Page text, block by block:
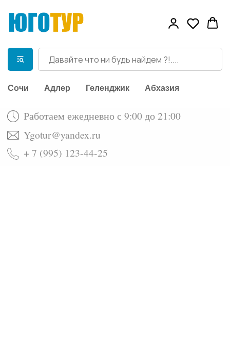
Сочи Адлер Геленджик Абхазия
Работаем ежедневно с 9:00 до 21:00